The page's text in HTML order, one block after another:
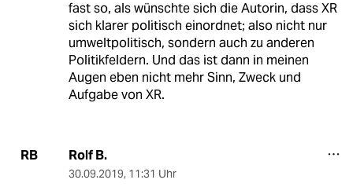
fast so, als wünschte sich die Autorin, dass XR
sich klarer politisch einordnet; also nicht nur
umweltpolitisch, sondern auch zu anderen
Politikfeldern. Und das ist dann in meinen
Augen eben nicht mehr Sinn, Zweck und
Aufgabe von XR.
RB Rolf B.
30.09.2019, 11:31 Uhr